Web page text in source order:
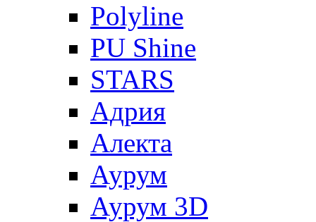
Polyline
PU Shine
STARS
Адрия
Алекта
Аурум
Аурум 3D